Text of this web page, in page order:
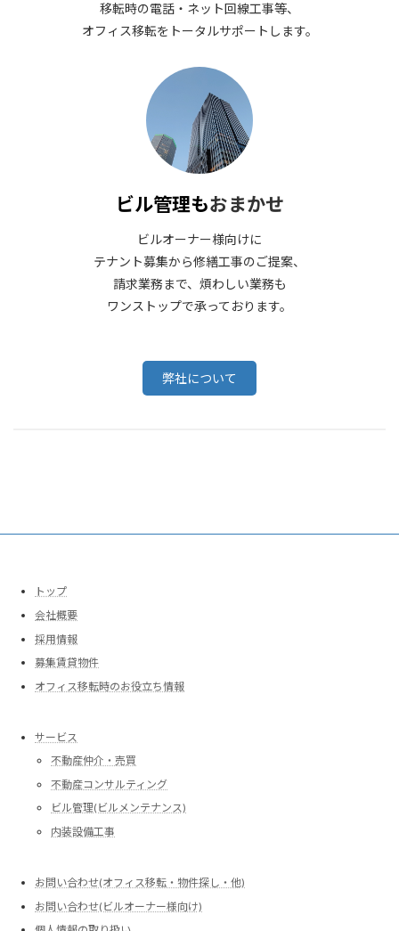
移転時の電話・ネット回線工事等、
オフィス移転をトータルサポートします。
ビル管理もおまかせ
ビルオーナー様向けに
テナント募集から修繕工事のご提案、
請求業務まで、煩わしい業務も
ワンストップで承っております。
弊社について
トップ
会社概要
採用情報
募集賃貸物件
オフィス移転時のお役立ち情報
サービス
不動産仲介・売買
不動産コンサルティング
ビル管理(ビルメンテナンス)
内装設備工事
お問い合わせ(オフィス移転・物件探し・他)
お問い合わせ(ビルオーナー様向け)